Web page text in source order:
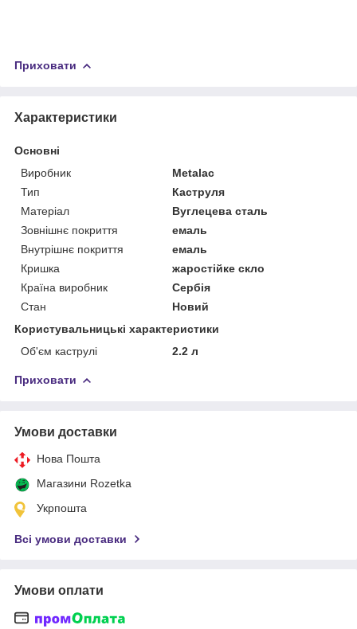
Приховати
Характеристики
Основні
Виробник
Metalac
Тип
Каструля
Матеріал
Вуглецева сталь
Зовнішнє покриття
емаль
Внутрішнє покриття
емаль
Кришка
жаростійке скло
Країна виробник
Сербія
Стан
Новий
Користувальницькі характеристики
Об'єм каструлі
2.2 л
Приховати
Умови доставки
Нова Пошта
Магазини Rozetka
Укрпошта
Всі умови доставки
Умови оплати